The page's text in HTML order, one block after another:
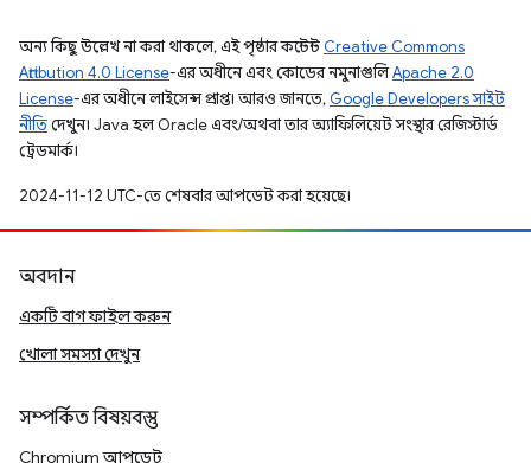
অন্য কিছু উল্লেখ না করা থাকলে, এই পৃষ্ঠার কন্টেন্ট Creative Commons
Attribution 4.0 License-এর অধীনে এবং কোডের নমুনাগুলিApache 2.0
License-এর অধীনে লাইসেন্স প্রাপ্ত। আরও জানতে, Google Developers সাইট
নীতিদেখুন। Java হল Oracle এবং/অথবা তার অ্যাফিলিয়েট সংস্থার রেজিস্টার্ড
ট্রেডমার্ক।
2024-11-12 UTC-তে শেষবার আপডেট করা হয়েছে।
অবদান
একটি বাগ ফাইল করুন
খোলা সমস্যা দেখুন
সম্পর্কিত বিষয়বস্তু
Chromium আপডেট